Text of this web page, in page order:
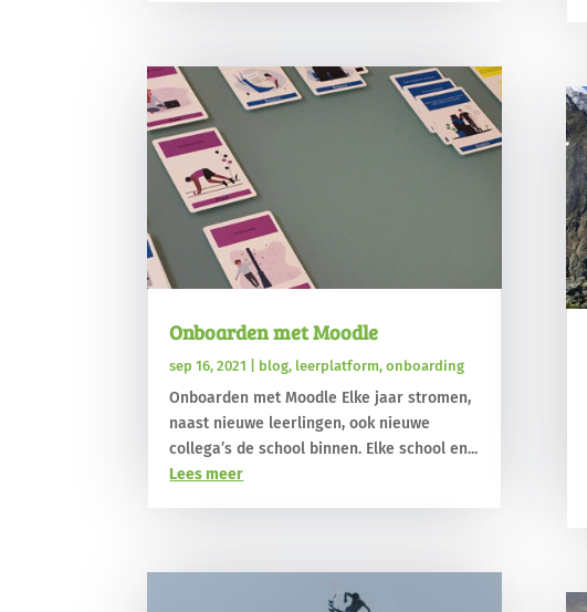
Onboarden met Moodle
sep 16, 2021 blog, leerplatform,onboarding
Onboarden met Moodle Elke jaar stromen,
naast nieuwe leerlingen, ook nieuwe
collega’s de school binnen. Elke school en...
Lees meer